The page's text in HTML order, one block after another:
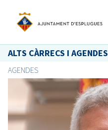
ALTS CÀRRECS I AGENDES
AGENDES